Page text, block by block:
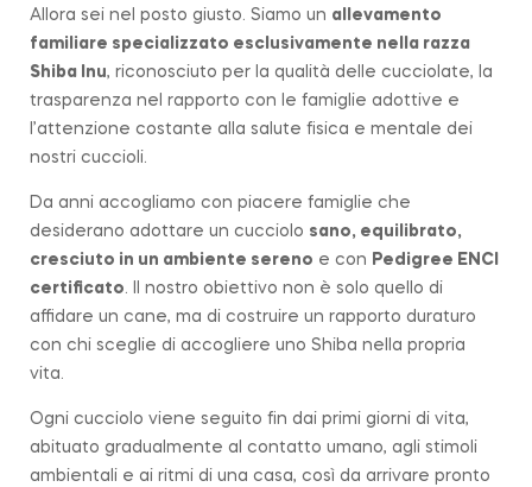
Allora sei nel posto giusto. Siamo un allevamento
familiare specializzato esclusivamente nella razza
Shiba Inu, riconosciuto per la qualità delle cucciolate, la
trasparenza nel rapporto con le famiglie adottive e
l’attenzione costante alla salute fisica e mentale dei
nostri cuccioli.
Da anni accogliamo con piacere famiglie che
desiderano adottare un cucciolo sano, equilibrato,
cresciuto in un ambiente sereno e con Pedigree ENCI
certificato. Il nostro obiettivo non è solo quello di
affidare un cane, ma di costruire un rapporto duraturo
con chi sceglie di accogliere uno Shiba nella propria
vita.
Ogni cucciolo viene seguito fin dai primi giorni di vita,
abituato gradualmente al contatto umano, agli stimoli
ambientali e ai ritmi di una casa, così da arrivare pronto